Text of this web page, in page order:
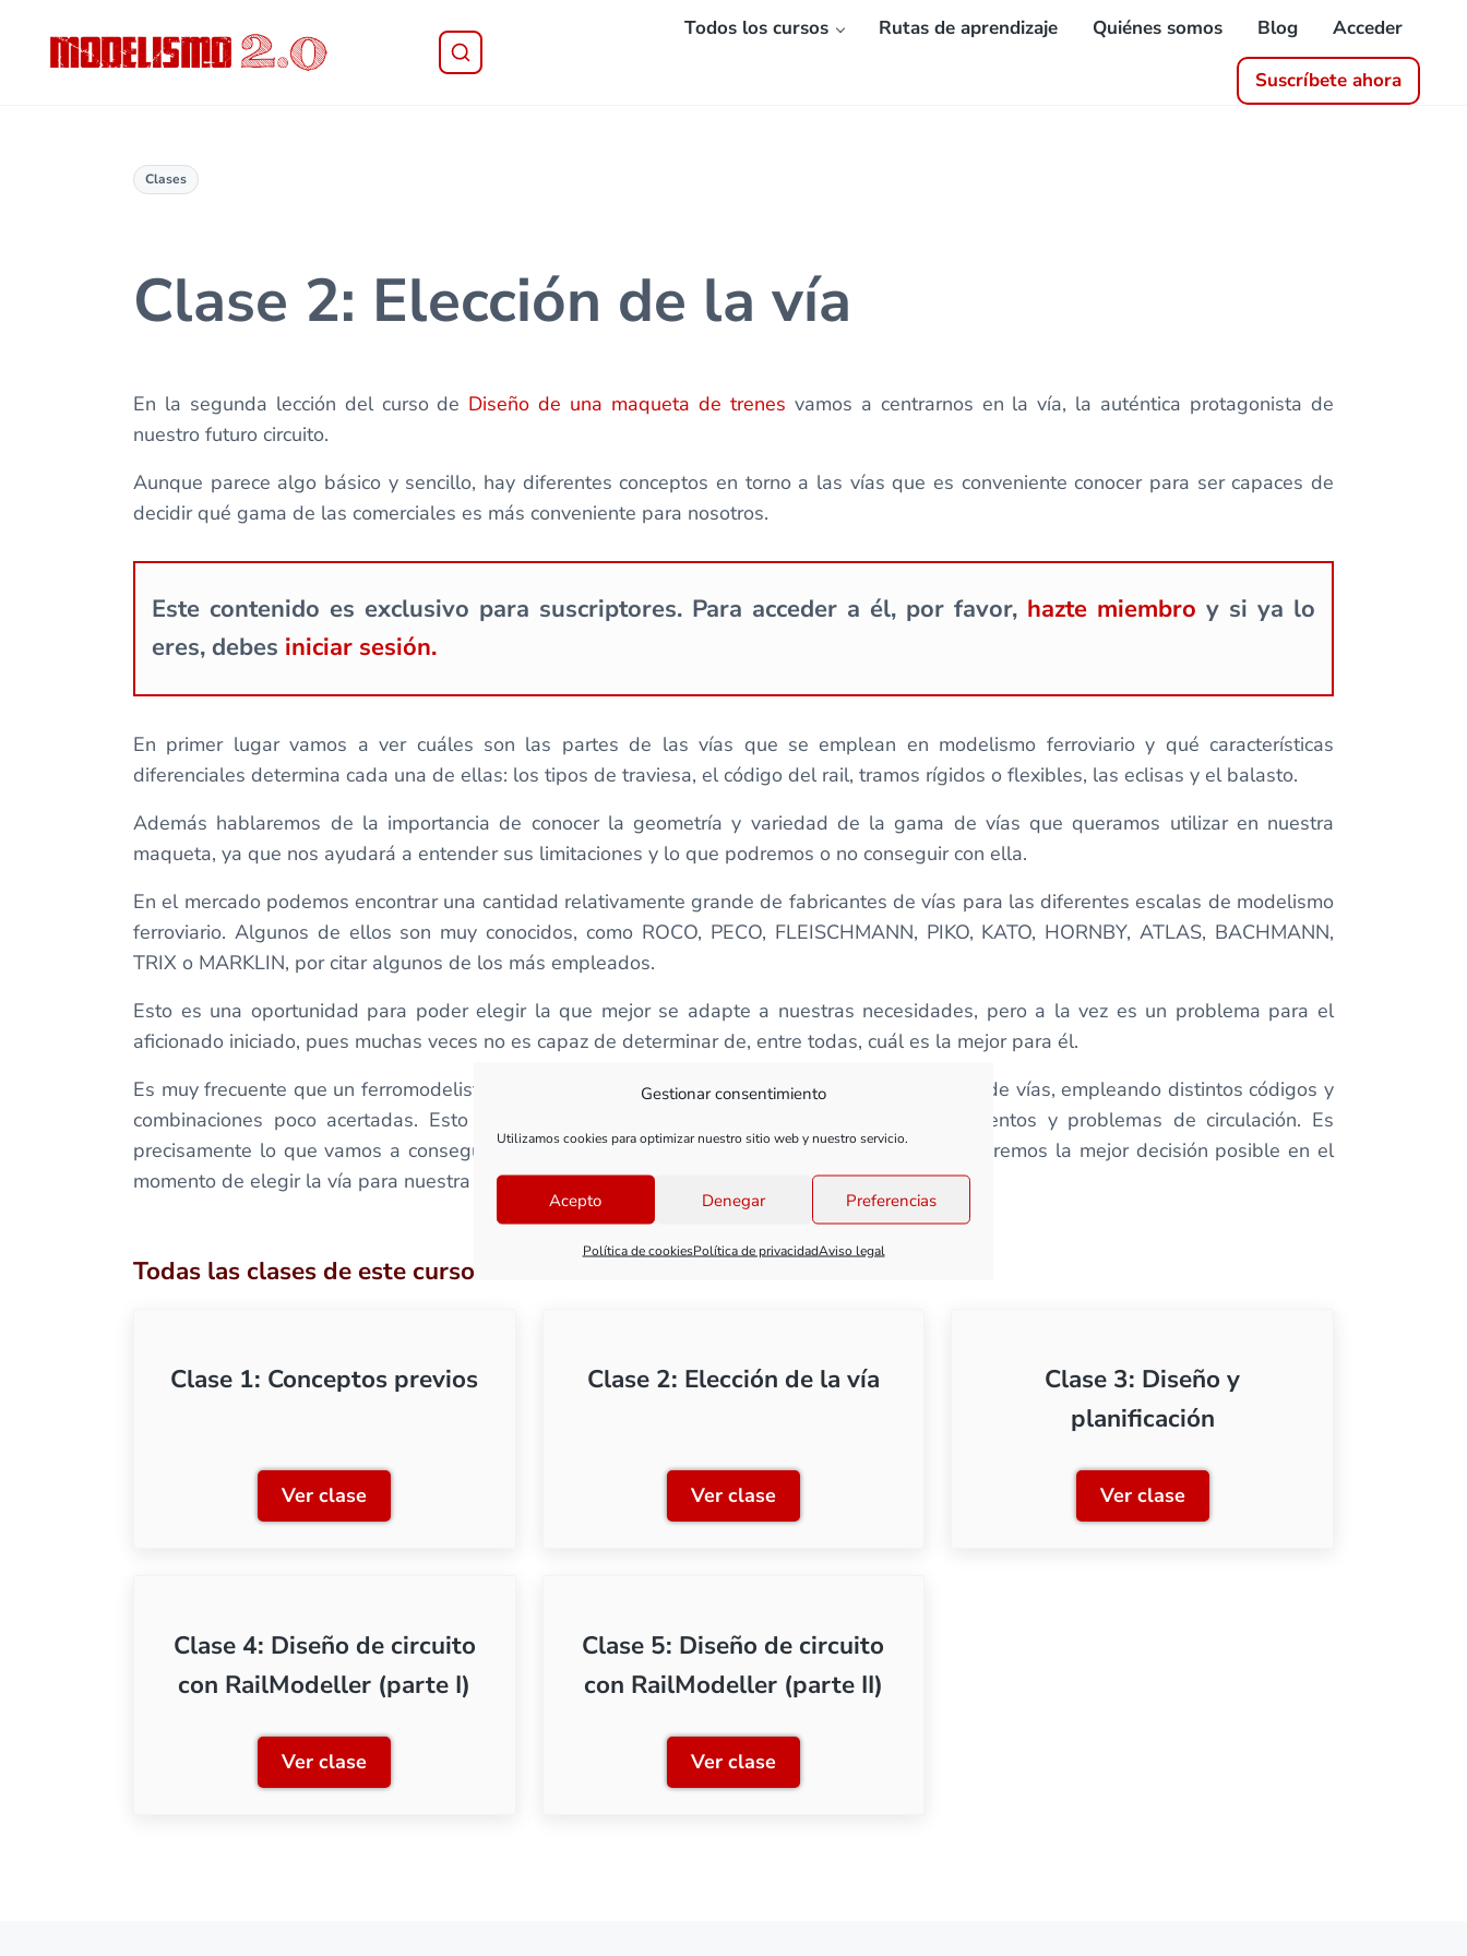
Gestionar consentimiento
Utilizamos cookies para optimizar nuestro sitio web y nuestro servicio.
Acepto Denegar Preferencias
Política de cookiesPolítica de privacidadAviso legal
Todos los cursos Rutas de aprendizaje Quiénes somos Blog Acceder
Suscríbete ahora
Clases
Clase 2: Elección de la vía
En la segunda lección del curso de Diseño de una maqueta de trenes vamos a centrarnos en la vía, la auténtica protagonista de
nuestro futuro circuito.
Aunque parece algo básico y sencillo, hay diferentes conceptos en torno a las vías que es conveniente conocer para ser capaces de
decidir qué gama de las comerciales es más conveniente para nosotros.
Este contenido es exclusivo para suscriptores. Para acceder a él, por favor, hazte miembro y si ya lo
eres, debes iniciar sesión.
En primer lugar vamos a ver cuáles son las partes de las vías que se emplean en modelismo ferroviario y qué características
diferenciales determina cada una de ellas: los tipos de traviesa, el código del rail, tramos rígidos o flexibles, las eclisas y el balasto.
Además hablaremos de la importancia de conocer la geometría y variedad de la gama de vías que queramos utilizar en nuestra
maqueta, ya que nos ayudará a entender sus limitaciones y lo que podremos o no conseguir con ella.
En el mercado podemos encontrar una cantidad relativamente grande de fabricantes de vías para las diferentes escalas de modelismo
ferroviario. Algunos de ellos son muy conocidos, como ROCO, PECO, FLEISCHMANN, PIKO, KATO, HORNBY, ATLAS, BACHMANN,
TRIX o MARKLIN, por citar algunos de los más empleados.
Esto es una oportunidad para poder elegir la que mejor se adapte a nuestras necesidades, pero a la vez es un problema para el
aficionado iniciado, pues muchas veces no es capaz de determinar de, entre todas, cuál es la mejor para él.
Es muy frecuente que un ferromodelista sin mucha experiencia haga combinaciones imposibles de vías, empleando distintos códigos y
combinaciones poco acertadas. Esto dará lugar a un circuito poco vistoso, con descarrilamientos y problemas de circulación. Es
precisamente lo que vamos a conseguir evitar con esta clase, para estar seguros de que tomaremos la mejor decisión posible en el
momento de elegir la vía para nuestra maqueta.
Todas las clases de este curso
Clase 1: Conceptos previos
Ver claseClase 1: Conceptos previos
Clase 2: Elección de la vía
Ver claseClase 2: Elección de la vía
Clase 3: Diseño y
planificación
Ver claseClase 3: Diseño y planificación
Clase 4: Diseño de circuito
con RailModeller (parte I)
Ver claseClase 4: Diseño de circuito con RailModeller (parte I)
Clase 5: Diseño de circuito
con RailModeller (parte II)
Ver claseClase 5: Diseño de circuito con RailModeller (parte II)